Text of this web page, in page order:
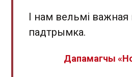
І нам вельмі
падтрымка.
Дапамагчы